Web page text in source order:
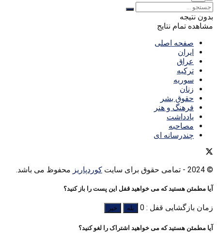
بدون نتیجه
مشاهده تمام نتایج
صفحه اصلی
ایران
عراق
ترکیه
سوریه
زنان
حقوق بشر
فرهنگ و هنر
یادداشت
مصاحبه
چندرسانه ای
© 2024 - تمامی حقوق برای سایت کوردپاریز محفوظ می باشد.
آیا مطمئن هستید که می خواهید قفل این پست را باز کنید؟
زمان بازگشایی قفل : 0 بله خیر
آیا مطمئن هستید که می خواهید اشتراک را لغو کنید؟